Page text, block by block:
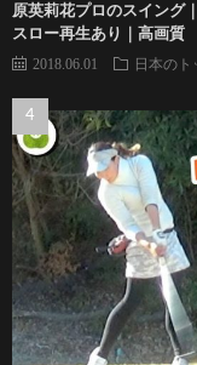
原英莉花プロのスイング
スロー再生あり｜高画質
2018.06.01 日本のト